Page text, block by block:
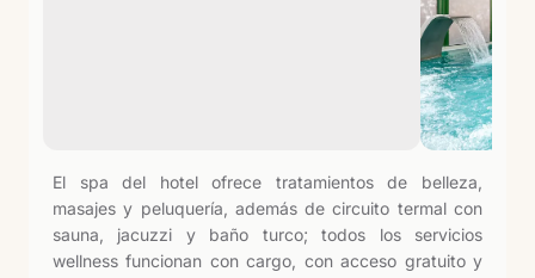
El spa del hotel ofrece tratamientos de belleza,
masajes y peluquería, además de circuito termal con
sauna, jacuzzi y baño turco; todos los servicios
wellness funcionan con cargo, con acceso gratuito y